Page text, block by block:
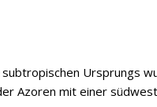
Ursprungs
Azoren mit einer